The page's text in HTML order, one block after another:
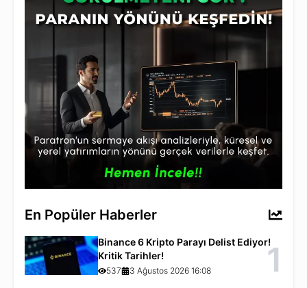
En Popüler Haberler
Binance 6 Kripto Parayı Delist Ediyor!
Kritik Tarihler!
537 3 Ağustos 2026 16:08 1